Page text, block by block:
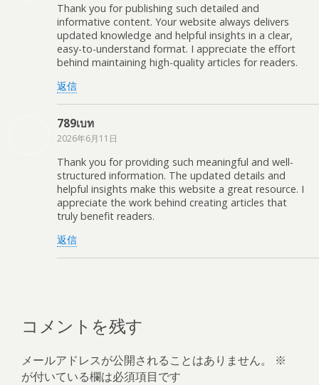
Thank you for publishing such detailed and
informative content. Your website always delivers
updated knowledge and helpful insights in a clear,
easy-to-understand format. I appreciate the effort
behind maintaining high-quality articles for readers.
返信
789เบท
2026年6月11日
Thank you for providing such meaningful and well-
structured information. The updated details and
helpful insights make this website a great resource. I
appreciate the work behind creating articles that
truly benefit readers.
返信
コメントを残す
メールアドレスが公開されることはありません。
※
が付いている欄は必須項目です